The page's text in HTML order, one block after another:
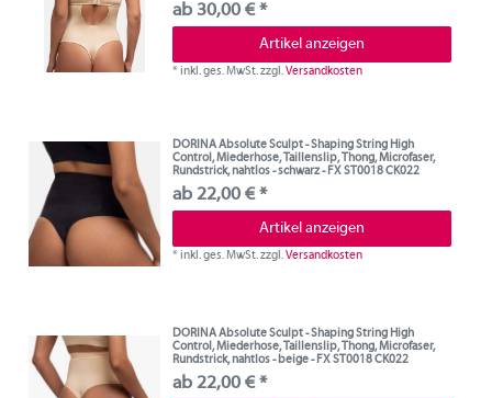
ab 30,00 € *
Artikel anzeigen
*inkl. ges. MwSt.zzgl.Versandkosten
DORINA Absolute Sculpt - Shaping String High
Control, Miederhose, Taillenslip, Thong, Microfaser,
Rundstrick, nahtlos - schwarz - FX ST0018 CK022
ab 22,00 € *
Artikel anzeigen
*inkl. ges. MwSt.zzgl.Versandkosten
DORINA Absolute Sculpt - Shaping String High
Control, Miederhose, Taillenslip, Thong, Microfaser,
Rundstrick, nahtlos - beige - FX ST0018 CK022
ab 22,00 € *